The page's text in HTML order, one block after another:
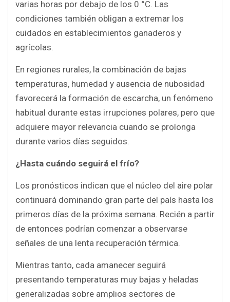
varias horas por debajo de los 0 °C. Las
condiciones también obligan a extremar los
cuidados en establecimientos ganaderos y
agrícolas.
En regiones rurales, la combinación de bajas
temperaturas, humedad y ausencia de nubosidad
favorecerá la formación de escarcha, un fenómeno
habitual durante estas irrupciones polares, pero que
adquiere mayor relevancia cuando se prolonga
durante varios días seguidos.
¿Hasta cuándo seguirá el frío?
Los pronósticos indican que el núcleo del aire polar
continuará dominando gran parte del país hasta los
primeros días de la próxima semana. Recién a partir
de entonces podrían comenzar a observarse
señales de una lenta recuperación térmica.
Mientras tanto, cada amanecer seguirá
presentando temperaturas muy bajas y heladas
generalizadas sobre amplios sectores de